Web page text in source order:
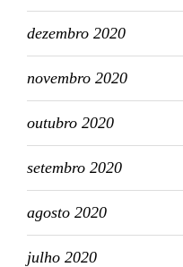
dezembro 2020
novembro 2020
outubro 2020
setembro 2020
agosto 2020
julho 2020